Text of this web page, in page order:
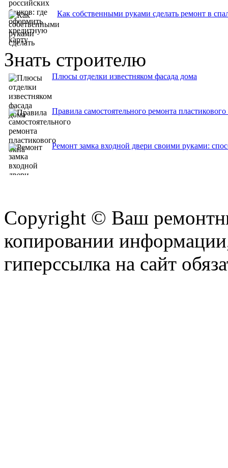
Как собственными руками сделать ремонт в
Знать строителю
Плюсы отделки известняком фасада дома
Правила самостоятельного ремонта пластикового
Ремонт замка входной двери своими руками:
Copyright © Ваш
копировании
гиперссылка на сайт